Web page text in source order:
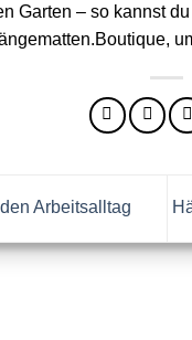
Garten – so kannst
Arbeitsalltag